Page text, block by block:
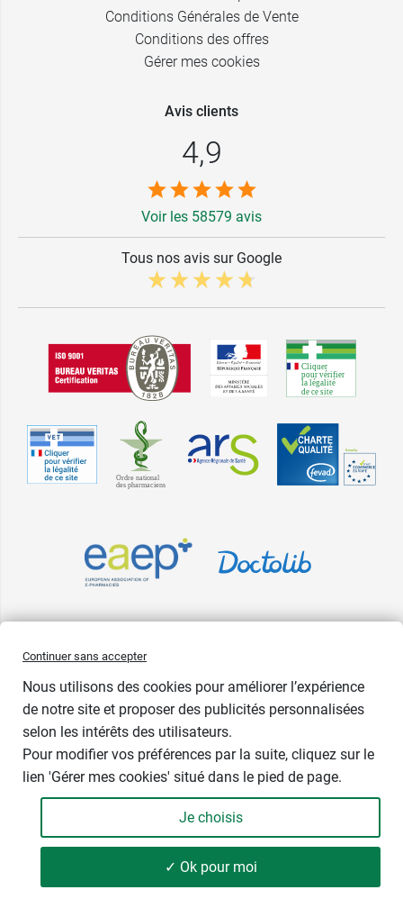
Conditions Générales de Vente
Conditions des offres
Gérer mes cookies
Avis clients
4,9
Voir les 58579 avis
Tous nos avis sur Google
Pharma GDD adhère à la Fédération du e-commerce et de la vente à
européen Ecommerce Europe Trustmark.
Accessibilité
: partiellement conforme
Continuer sans accepter
Nous utilisons des cookies pour améliorer l’expérience
de notre site et proposer des publicités personnalisées
selon les intérêts des utilisateurs.
Pour modifier vos préférences par la suite, cliquez sur le
lien 'Gérer mes cookies' situé dans le pied de page.
Je choisis
✓ Ok pour moi